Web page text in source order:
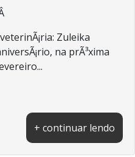
Zuleika
na prÃ³xima
+ continuar lendo